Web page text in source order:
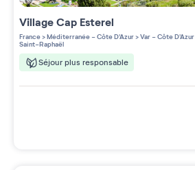
VillageCap Esterel
France>Méditerranée - Côte D'Azur>Var - Côte D'Azur
Saint-Raphaël
Séjour plus responsable